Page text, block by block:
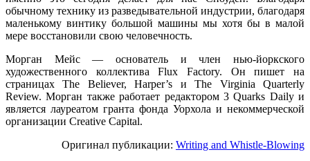
обычному технику из разведывательной индустрии, благодаря
маленькому винтику большой машины мы хотя бы в малой
мере восстановили свою человечность.
Морган Мейс — основатель и член нью-йоркского
художественного коллектива Flux Factory. Он пишет на
страницах The Believer, Harper’s и The Virginia Quarterly
Review. Морган также работает редактором 3 Quarks Daily и
является лауреатом гранта фонда Уорхола и некоммерческой
организации Creative Capital.
Оригинал публикации: Writing and Whistle-Blowing